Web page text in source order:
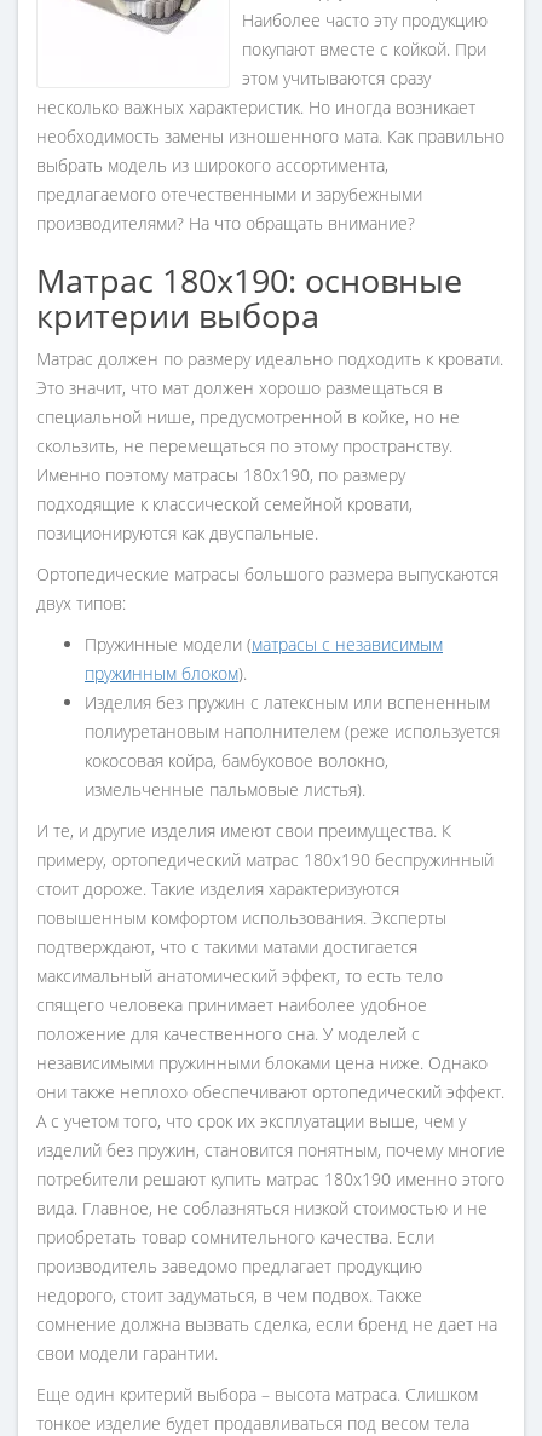
Наиболее часто эту продукцию
покупают вместе с койкой. При
этом учитываются сразу
несколько важных характеристик. Но иногда возникает
необходимость замены изношенного мата. Как правильно
выбрать модель из широкого ассортимента,
предлагаемого отечественными и зарубежными
производителями? На что обращать внимание?
Матрас 180х190: основные
критерии выбора
Матрас должен по размеру идеально подходить к кровати.
Это значит, что мат должен хорошо размещаться в
специальной нише, предусмотренной в койке, но не
скользить, не перемещаться по этому пространству.
Именно поэтому матрасы 180х190, по размеру
подходящие к классической семейной кровати,
позиционируются как двуспальные.
Ортопедические матрасы большого размера выпускаются
двух типов:
Пружинные модели (матрасы с независимым
пружинным блоком).
Изделия без пружин с латексным или вспененным
полиуретановым наполнителем (реже используется
кокосовая койра, бамбуковое волокно,
измельченные пальмовые листья).
И те, и другие изделия имеют свои преимущества. К
примеру, ортопедический матрас 180х190 беспружинный
стоит дороже. Такие изделия характеризуются
повышенным комфортом использования. Эксперты
подтверждают, что с такими матами достигается
максимальный анатомический эффект, то есть тело
спящего человека принимает наиболее удобное
положение для качественного сна. У моделей с
независимыми пружинными блоками цена ниже. Однако
они также неплохо обеспечивают ортопедический эффект.
А с учетом того, что срок их эксплуатации выше, чем у
изделий без пружин, становится понятным, почему многие
потребители решают купить матрас 180х190 именно этого
вида. Главное, не соблазняться низкой стоимостью и не
приобретать товар сомнительного качества. Если
производитель заведомо предлагает продукцию
недорого, стоит задуматься, в чем подвох. Также
сомнение должна вызвать сделка, если бренд не дает на
свои модели гарантии.
Еще один критерий выбора – высота матраса. Слишком
тонкое изделие будет продавливаться под весом тела